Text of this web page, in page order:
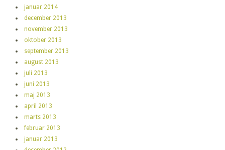
januar 2014
december 2013
november 2013
oktober 2013
september 2013
august 2013
juli 2013
juni 2013
maj 2013
april 2013
marts 2013
februar 2013
januar 2013